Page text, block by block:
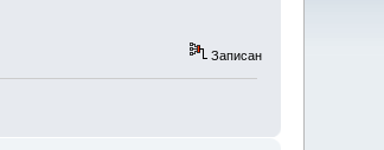
Записан